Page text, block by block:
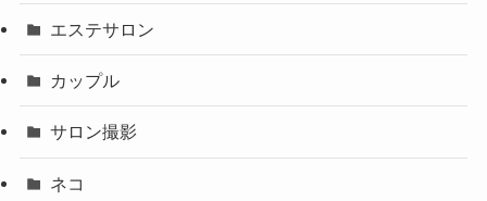
エステサロン
カップル
サロン撮影
ネコ